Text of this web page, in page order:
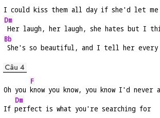
I could kiss them all day if she'd let me
Dm
Her laugh, her laugh, she hates but I
Bb
She's so beautiful, and I tell her every
Câu 4
Oh you
F
know you know, you know I'd never
If
Dm
perfect is what you're searching for